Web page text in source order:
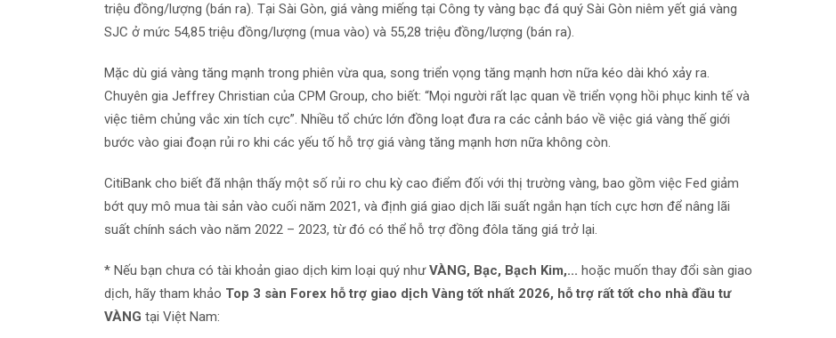
triệu đồng/lượng (bán ra). Tại Sài Gòn, giá vàng miếng tại Công ty vàng bạc đá quý Sài Gòn niêm yết giá vàng
SJC ở mức 54,85 triệu đồng/lượng (mua vào) và 55,28 triệu đồng/lượng (bán ra).
Mặc dù giá vàng tăng mạnh trong phiên vừa qua, song triển vọng tăng mạnh hơn nữa kéo dài khó xảy ra.
Chuyên gia Jeffrey Christian của CPM Group, cho biết: “Mọi người rất lạc quan về triển vọng hồi phục kinh tế và
việc tiêm chủng vắc xin tích cực”. Nhiều tổ chức lớn đồng loạt đưa ra các cảnh báo về việc giá vàng thế giới
bước vào giai đoạn rủi ro khi các yếu tố hỗ trợ giá vàng tăng mạnh hơn nữa không còn.
CitiBank cho biết đã nhận thấy một số rủi ro chu kỳ cao điểm đối với thị trường vàng, bao gồm việc Fed giảm
bớt quy mô mua tài sản vào cuối năm 2021, và định giá giao dịch lãi suất ngắn hạn tích cực hơn để nâng lãi
suất chính sách vào năm 2022 – 2023, từ đó có thể hỗ trợ đồng đôla tăng giá trở lại.
* Nếu bạn chưa có tài khoản giao dịch kim loại quý nhưVÀNG, Bạc, Bạch Kim,... hoặc muốn thay đổi sàn giao
dịch, hãy tham khảo Top 3 sàn Forex hỗ trợ giao dịch Vàng tốt nhất 2026, hỗ trợ rất tốt cho nhà đầu tư
VÀNG tại Việt Nam: